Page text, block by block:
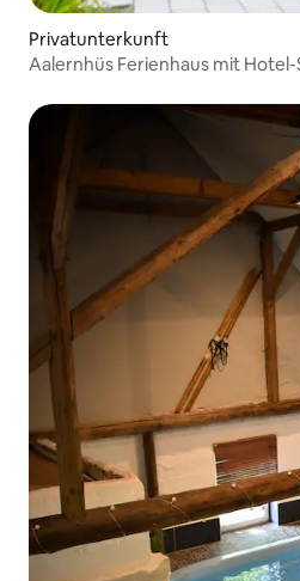
Privatunterkunft
Aalernhüs Ferienhaus mit